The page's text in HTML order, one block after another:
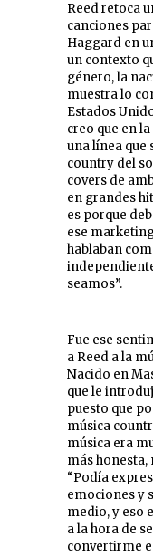
Reed retoca
canciones
Haggard en
un contexto
género, la
muestra lo
Estados
creo que en
una línea que
country del
covers de
en grandes
es porque
ese
hablaban
seamos”.
Fue ese
a Reed a la
Nacido en
que le
puesto que
música
música era
más honesta,
“Podía
emociones y
medio, y eso
a la hora de
convertirme